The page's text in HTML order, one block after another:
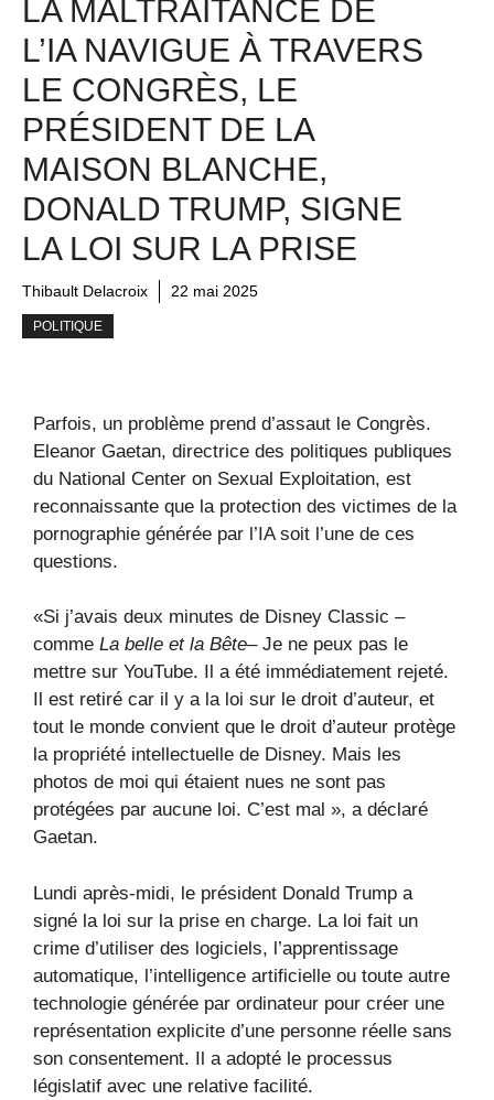
LA MALTRAITANCE DE
L’IA NAVIGUE À TRAVERS
LE CONGRÈS, LE
PRÉSIDENT DE LA
MAISON BLANCHE,
DONALD TRUMP, SIGNE
LA LOI SUR LA PRISE
Thibault Delacroix 22 mai 2025
POLITIQUE
Parfois, un problème prend d’assaut le Congrès.
Eleanor Gaetan, directrice des politiques publiques
du National Center on Sexual Exploitation, est
reconnaissante que la protection des victimes de la
pornographie générée par l’IA soit l’une de ces
questions.
«Si j’avais deux minutes de Disney Classic –
comme La belle et la Bête– Je ne peux pas le
mettre sur YouTube. Il a été immédiatement rejeté.
Il est retiré car il y a la loi sur le droit d’auteur, et
tout le monde convient que le droit d’auteur protège
la propriété intellectuelle de Disney. Mais les
photos de moi qui étaient nues ne sont pas
protégées par aucune loi. C’est mal », a déclaré
Gaetan.
Lundi après-midi, le président Donald Trump a
signé la loi sur la prise en charge. La loi fait un
crime d’utiliser des logiciels, l’apprentissage
automatique, l’intelligence artificielle ou toute autre
technologie générée par ordinateur pour créer une
représentation explicite d’une personne réelle sans
son consentement. Il a adopté le processus
législatif avec une relative facilité.